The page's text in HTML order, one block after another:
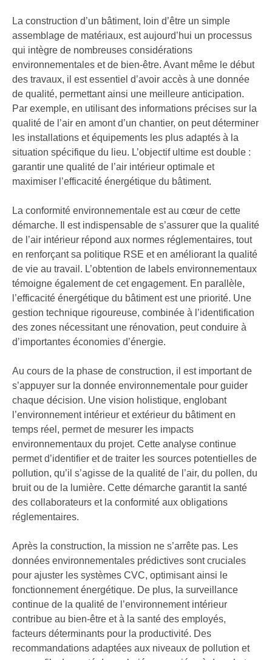
La construction d’un bâtiment, loin d’être un simple
assemblage de matériaux, est aujourd’hui un processus
qui intègre de nombreuses considérations
environnementales et de bien-être. Avant même le début
des travaux, il est essentiel d’avoir accès à une donnée
de qualité, permettant ainsi une meilleure anticipation.
Par exemple, en utilisant des informations précises sur la
qualité de l’air en amont d’un chantier, on peut déterminer
les installations et équipements les plus adaptés à la
situation spécifique du lieu. L’objectif ultime est double :
garantir une qualité de l’air intérieur optimale et
maximiser l’efficacité énergétique du bâtiment.
La conformité environnementale est au cœur de cette
démarche. Il est indispensable de s’assurer que la qualité
de l’air intérieur répond aux normes réglementaires, tout
en renforçant sa politique RSE et en améliorant la qualité
de vie au travail. L’obtention de labels environnementaux
témoigne également de cet engagement. En parallèle,
l’efficacité énergétique du bâtiment est une priorité. Une
gestion technique rigoureuse, combinée à l’identification
des zones nécessitant une rénovation, peut conduire à
d’importantes économies d’énergie.
Au cours de la phase de construction, il est important de
s’appuyer sur la donnée environnementale pour guider
chaque décision. Une vision holistique, englobant
l’environnement intérieur et extérieur du bâtiment en
temps réel, permet de mesurer les impacts
environnementaux du projet. Cette analyse continue
permet d’identifier et de traiter les sources potentielles de
pollution, qu’il s’agisse de la qualité de l’air, du pollen, du
bruit ou de la lumière. Cette démarche garantit la santé
des collaborateurs et la conformité aux obligations
réglementaires.
Après la construction, la mission ne s’arrête pas. Les
données environnementales prédictives sont cruciales
pour ajuster les systèmes CVC, optimisant ainsi le
fonctionnement énergétique. De plus, la surveillance
continue de la qualité de l’environnement intérieur
contribue au bien-être et à la santé des employés,
facteurs déterminants pour la productivité. Des
recommandations adaptées aux niveaux de pollution et